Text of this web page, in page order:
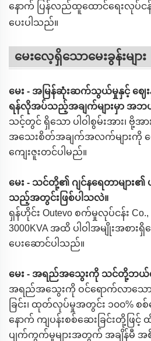
နောက် ပြန်လည်ထူထောင်ရေးလုပ်
ပေးပါသည်။
မေးလေ့ရှိသောမေးခွန်းများ
မေး - အမြန်ဆုံးဆက်သွယ်မှုနှင့် ဈ
ရန်လိုအပ်သည့်အချက်များမှာ အဘ
သင့်တွင် ရှိသော ပါဝါစွမ်းအား၊ ဗို့
အသေးစိတ်အချက်အလက်များကို ပ
ကျေးဇူးတင်ပါမည်။
မေး - သင်တို့၏ ဂျင်နရေတာများ
သည့်အတွင်းဖြစ်ပါသလဲ။
ရှန်ဟိုင်း Outevo စက်မှုလုပ်ငန်း
3000KVA အထိ ပါဝါအမျိုးအစားရှိ
ပေးဆောင်ပါသည်။
မေး - အရည်အသွေးကို သင်တို့ဘယ်
အရည်အသွေးကို ဝင်ရောက်လာသော
ခြင်း၊ ထုတ်လုပ်မှုအတွင်း ၁၀၀% စစ်
နောက် ကျပန်းစစ်ဆေးခြင်းတို့ဖြင့်
ပျက်ကွက်မှုများအတွက် အချိန်မီ အစိ